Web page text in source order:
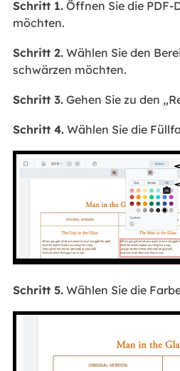
Schritt 1.Öffnen Sie die PDF-
möchten.
Schritt 2.Wählen Sie den
schwärzen möchten.
Schritt 3.Gehen Sie zu den
Schritt 4.Wählen Sie die
Schritt 5.Wählen Sie die